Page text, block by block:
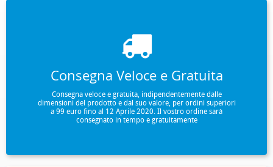
Consegna Veloce e Gratuita
Consegna veloce e gratuita, indipendentemente dalle
dimensioni del prodotto e dal suo valore, per ordini superiori
a 99 euro fino al 12 Aprile 2020. Il vostro ordine sarà
consegnato in tempo e gratuitamente